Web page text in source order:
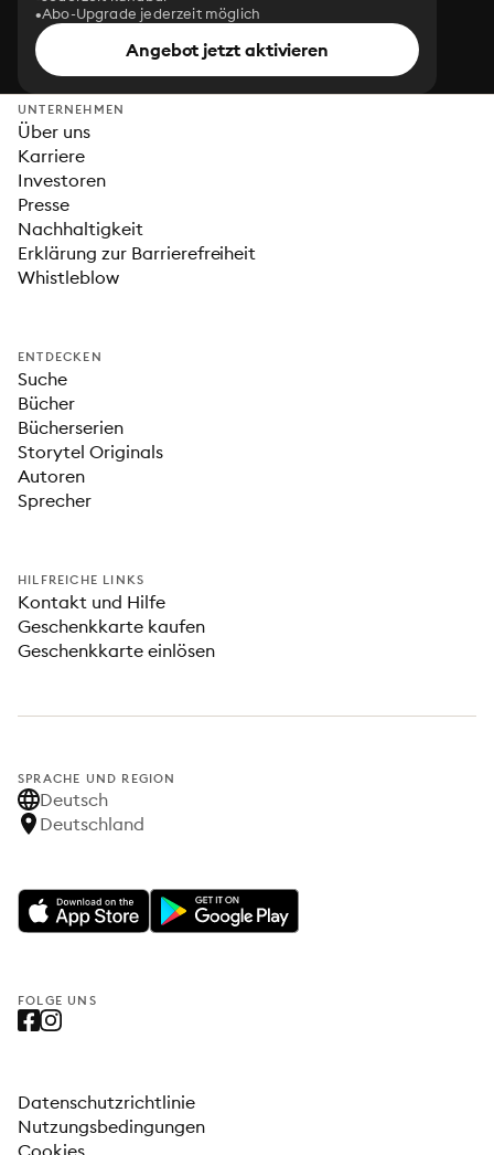
Abo-Upgrade jederzeit möglich
Angebot jetzt aktivieren
UNTERNEHMEN
Über uns
Karriere
Investoren
Presse
Nachhaltigkeit
Erklärung zur Barrierefreiheit
Whistleblow
ENTDECKEN
Suche
Bücher
Bücherserien
Storytel Originals
Autoren
Sprecher
HILFREICHE LINKS
Kontakt und Hilfe
Geschenkkarte kaufen
Geschenkkarte einlösen
SPRACHE UND REGION
Deutsch
Deutschland
FOLGE UNS
Datenschutzrichtlinie
Nutzungsbedingungen
Cookies